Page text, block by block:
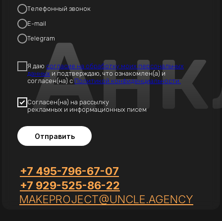
Телефонный звонок
E-mail
Telegram
Я даю согласие на обработку моих персональных
данных и подтверждаю, что ознакомлен(а) и
согласен(на) сПолитикой конфиденциальности.
Согласен(на) на рассылку
рекламных и информационных писем
Отправить
+7 929-525-86-22
+7 495-796-67-07
MAKEPROJECT@UNCLE.AGENCY